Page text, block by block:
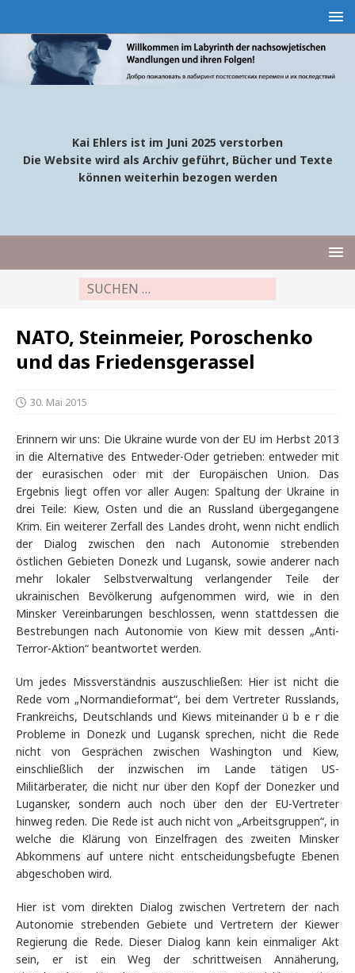
Kai Ehlers ist im Juni 2025 verstorben
Die Website wird als Archiv geführt, Bücher und Texte
können weiterhin bezogen werden
NATO, Steinmeier, Poroschenko
und das Friedensgerassel
30. Mai 2015
Erinnern wir uns: Die Ukraine wurde von der EU im Herbst 2013
in die Alternative des Entweder-Oder getrieben: entweder mit
der eurasischen oder mit der Europäischen Union. Das
Ergebnis liegt offen vor aller Augen: Spaltung der Ukraine in
drei Teile: Kiew, Osten und die an Russland übergegangene
Krim. Ein weiterer Zerfall des Landes droht, wenn nicht endlich
der Dialog zwischen den nach Autonomie strebenden
östlichen Gebieten Donezk und Lugansk, sowie anderer nach
mehr lokaler Selbstverwaltung verlangender Teile der
ukrainischen Bevölkerung aufgenommen wird, wie in den
Minsker Vereinbarungen beschlossen, wenn stattdessen die
Bestrebungen nach Autonomie von Kiew mit dessen „Anti-
Terror-Aktion“ beantwortet werden.
Um jedes Missverständnis auszuschließen: Hier ist nicht die
Rede vom „Normandieformat“, bei dem Vertreter Russlands,
Frankreichs, Deutschlands und Kiews miteinander ü b e r die
Probleme in Donezk und Lugansk sprechen, nicht die Rede
nicht von Gesprächen zwischen Washington und Kiew,
einschließlich der inzwischen im Lande tätigen US-
Militärberater, die nicht nur über den Kopf der Donezker und
Lugansker, sondern auch noch über den der EU-Vertreter
hinweg reden. Die Rede ist auch nicht von „Arbeitsgruppen“, in
welche die Klärung von Einzelfragen des zweiten Minsker
Abkommens auf untere nicht entscheidungsbefugte Ebenen
abgeschoben wird.
Hier ist vom direkten Dialog zwischen Vertretern der nach
Autonomie strebenden Gebiete und Vertretern der Kiewer
Regierung die Rede. Dieser Dialog kann kein einmaliger Akt
sein, er ist ein Weg der schrittweisen Annäherung,